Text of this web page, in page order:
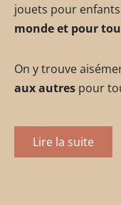
jouets pour enfants
monde et pour
On y trouve
aux autres pour
Lire la suite